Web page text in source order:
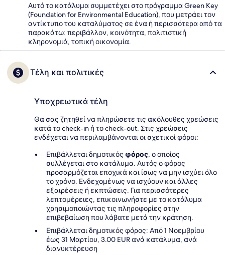
Αυτό το κατάλυμα συμμετέχει στο πρόγραμμα Green Key
(Foundation for Environmental Education), που μετράει τον
αντίκτυπο του καταλύματος σε ένα ή περισσότερα από τα
παρακάτω: περιβάλλον, κοινότητα, πολιτιστική
κληρονομιά, τοπική οικονομία.
Τέλη και πολιτικές
Υποχρεωτικά τέλη
Θα σας ζητηθεί να πληρώσετε τις ακόλουθες χρεώσεις
κατά το check-in ή το check-out. Στις χρεώσεις
ενδέχεται να περιλαμβάνονται οι σχετικοί φόροι:
Επιβάλλεται δημοτικός φόρος, ο οποίος
συλλέγεται στο κατάλυμα. Αυτός ο φόρος
προσαρμόζεται εποχικά και ίσως να μην ισχύει όλο
το χρόνο. Ενδεχομένως να ισχύουν και άλλες
εξαιρέσεις ή εκπτώσεις. Για περισσότερες
λεπτομέρειες, επικοινωνήστε με το κατάλυμα
χρησιμοποιώντας τις πληροφορίες στην
επιβεβαίωση που λάβατε μετά την κράτηση.
Επιβάλλεται δημοτικός φόρος: Από 1 Νοεμβρίου
έως 31 Μαρτίου, 3.00 EUR ανά κατάλυμα, ανά
διανυκτέρευση